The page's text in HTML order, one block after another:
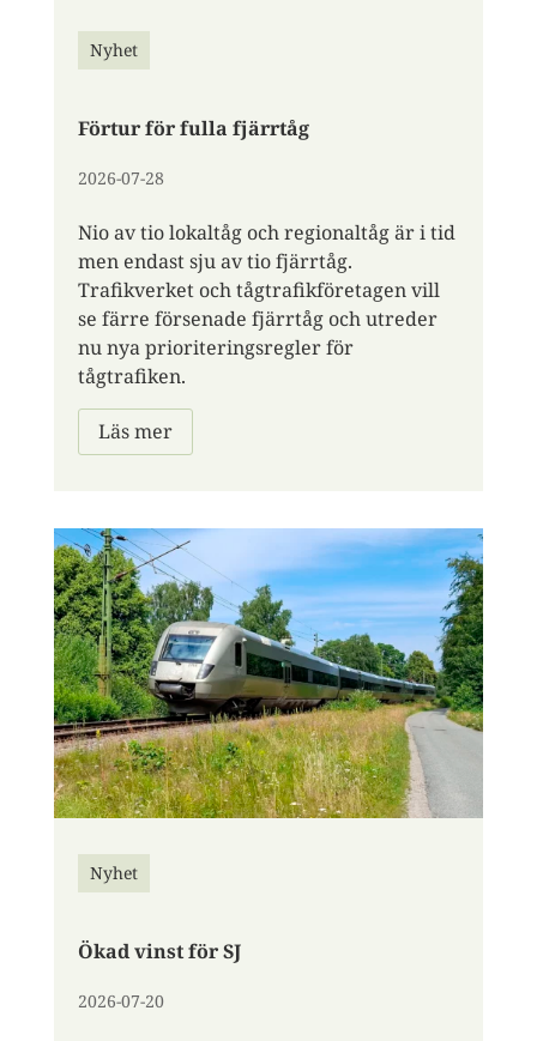
Nyhet
Förtur för fulla fjärrtåg
2026-07-28
Nio av tio lokaltåg och regionaltåg är i tid
men endast sju av tio fjärrtåg.
Trafikverket och tågtrafikföretagen vill
se färre försenade fjärrtåg och utreder
nu nya prioriteringsregler för
tågtrafiken.
Läs mer
Nyhet
Ökad vinst för SJ
2026-07-20